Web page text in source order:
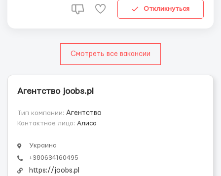
Откликнуться
Смотреть все вакансии
Агентство joobs.pl
Тип компании: Агентство
Контактное лицо: Алиса
Украина
+380634160495
https://joobs.pl